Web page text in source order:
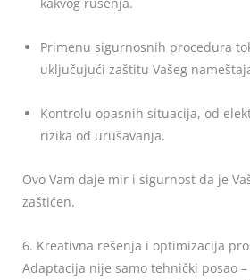
Primenu sigurnosnih procedura
uključujući zaštitu Vašeg
Kontrolu opasnih situacija, od
rizika od urušavanja.
Ovo Vam daje mir i sigurnost da je
zaštićen.
6. Kreativna rešenja i optimizacija
Adaptacija nije samo tehnički posao